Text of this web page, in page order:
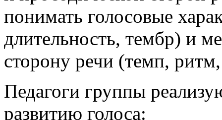
понимать голосовые
длительность, тембр) и
сторону речи (темп,
Педагоги группы
развитию голоса: